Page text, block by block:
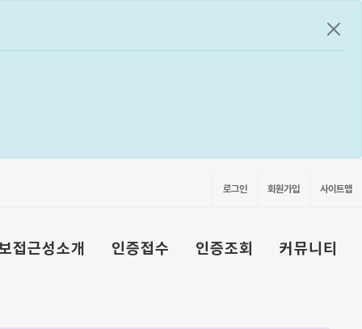
공지
로그인 회원가입 사이트맵
접근성소개 인증접수 인증조회 커뮤니티